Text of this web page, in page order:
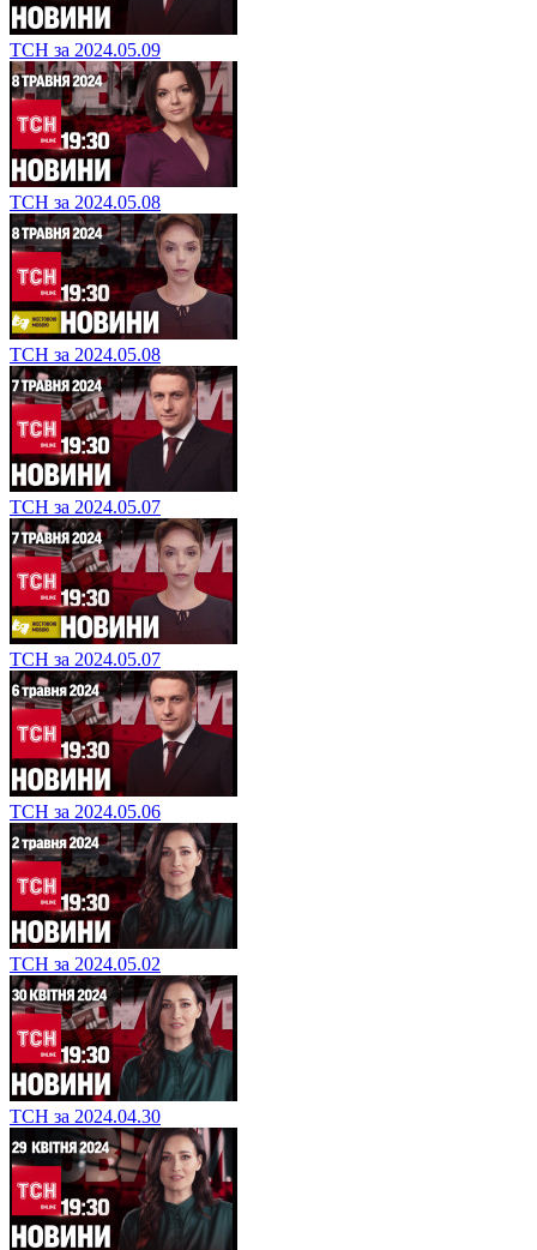
ТСН за 2024.05.09
ТСН за 2024.05.08
ТСН за 2024.05.08
ТСН за 2024.05.07
ТСН за 2024.05.07
ТСН за 2024.05.06
ТСН за 2024.05.02
ТСН за 2024.04.30